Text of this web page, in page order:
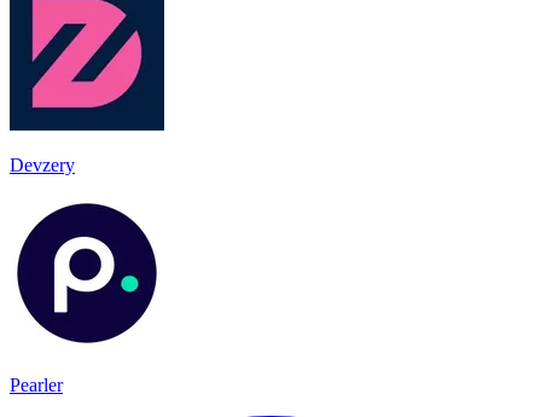
Devzery
Pearler